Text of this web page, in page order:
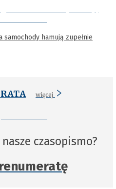
samochody hamują zupełnie
więcej
czasopismo?